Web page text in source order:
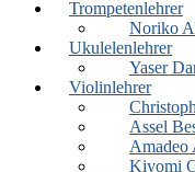
Trompetenlehrer
Noriko
Ukulelenlehrer
Yaser
Violinlehrer
Assel
Amadeo
Kiyomi